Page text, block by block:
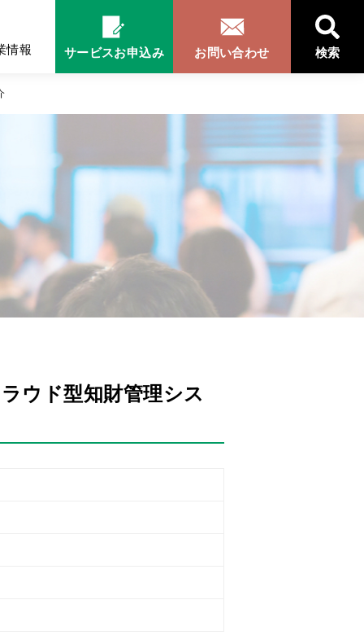
情報 サービスお申込み お問い合わせ 検索
ウド型知財管理シス